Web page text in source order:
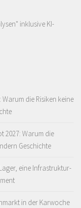
" inklusive KI-
die Risiken keine
2027: Warum die
Geschichte
eine Infrastruktur-
in der Karwoche